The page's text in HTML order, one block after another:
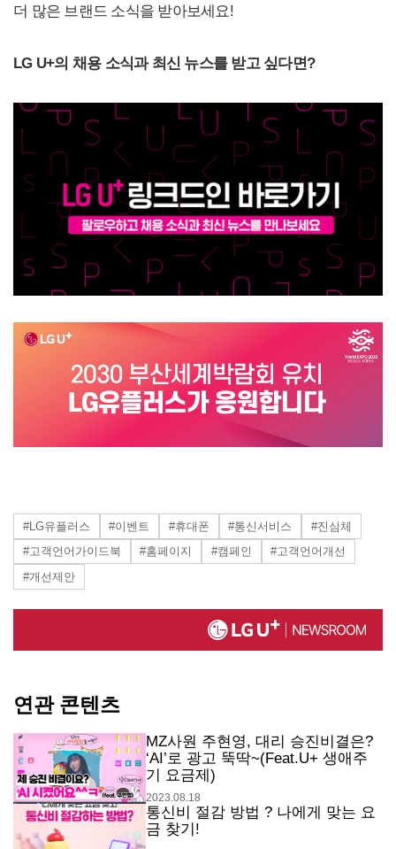
더 많은 브랜드 소식을 받아보세요!
LG U+의 채용 소식과 최신 뉴스를 받고 싶다면?
#LG유플러스 #이벤트 #휴대폰 #통신서비스
#진심체
#고객언어가이드북
#홈페이지 #캠페인
#고객언어개선
#개선제안
연관 콘텐츠
MZ사원 주현영, 대리 승진비결은?
‘AI’로 광고 뚝딱~(Feat.U+ 생애주
기 요금제)
2023.08.18
통신비 절감 방법 ? 나에게 맞는 요
금 찾기!